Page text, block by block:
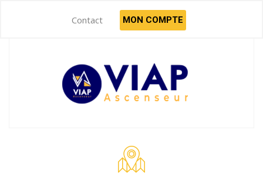
Contact MON COMPTE